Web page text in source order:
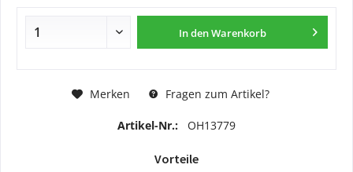
In denWarenkorb
Merken Fragen zum Artikel?
Artikel-Nr.: OH13779
Vorteile